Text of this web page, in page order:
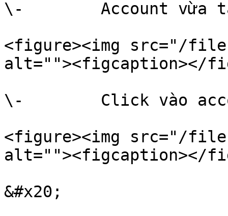
\-        Account vừa
<figure><img src="/files/
alt=""><figcaption></
\-        Click vào
<figure><img src="/files/
alt=""><figcaption></
&#x20;